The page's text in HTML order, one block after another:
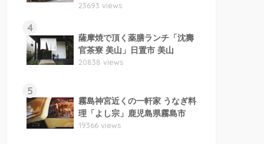
23693 views
4
薩摩焼で頂く薬膳ランチ「沈壽
官茶寮 美山」日置市 美山
20838 views
5
霧島神宮近くの一軒家 うなぎ料
理「よし宗」鹿児島県霧島市
19366 views